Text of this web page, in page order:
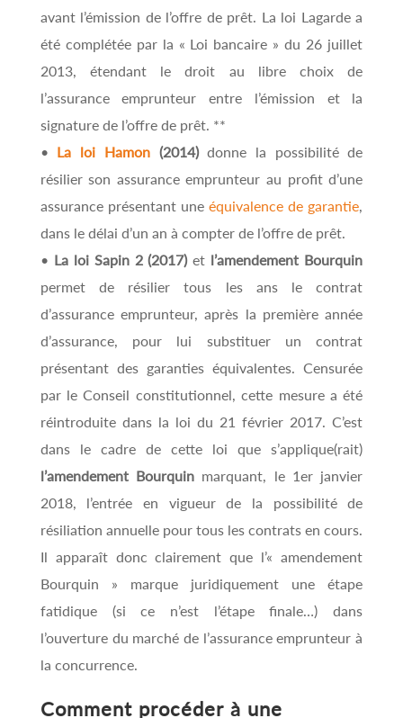
avant l’émission de l’offre de prêt. La loi Lagarde a
été complétée par la « Loi bancaire » du 26 juillet
2013, étendant le droit au libre choix de
l’assurance emprunteur entre l’émission et la
signature de l’offre de prêt. **
• La loi Hamon(2014)donne la possibilité de
résilier son assurance emprunteur au profit d’une
assurance présentant uneéquivalence de garantie,
dans le délai d’un an à compter de l’offre de prêt.
• La loi Sapin 2 (2017)et l’amendement Bourquin
permet de résilier tous les ans le contrat
d’assurance emprunteur, après la première année
d’assurance, pour lui substituer un contrat
présentant des garanties équivalentes. Censurée
par le Conseil constitutionnel, cette mesure a été
réintroduite dans la loi du 21 février 2017. C’est
dans le cadre de cette loi que s’applique(rait)
l’amendement Bourquin marquant, le 1er janvier
2018, l’entrée en vigueur de la possibilité de
résiliation annuelle pour tous les contrats en cours.
Il apparaît donc clairement que l’« amendement
Bourquin » marque juridiquement une étape
fatidique (si ce n’est l’étape finale…) dans
l’ouverture du marché de l’assurance emprunteur à
la concurrence.
Comment procéder à une